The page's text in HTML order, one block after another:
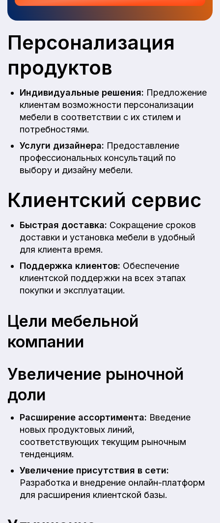
Персонализация
продуктов
Индивидуальные решения: Предложение
клиентам возможности персонализации
мебели в соответствии с их стилем и
потребностями.
Услуги дизайнера: Предоставление
профессиональных консультаций по
выбору и дизайну мебели.
Клиентский сервис
Быстрая доставка: Сокращение сроков
доставки и установка мебели в удобный
для клиента время.
Поддержка клиентов: Обеспечение
клиентской поддержки на всех этапах
покупки и эксплуатации.
Цели мебельной
компании
Увеличение рыночной
доли
Расширение ассортимента: Введение
новых продуктовых линий,
соответствующих текущим рыночным
тенденциям.
Увеличение присутствия в сети:
Разработка и внедрение онлайн-платформ
для расширения клиентской базы.